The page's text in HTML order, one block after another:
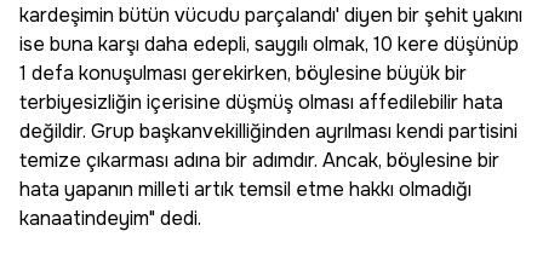
kardeşimin bütün vücudu parçalandı' diyen bir şehit yakını
ise buna karşı daha edepli, saygılı olmak, 10 kere düşünüp
1 defa konuşulması gerekirken, böylesine büyük bir
terbiyesizliğin içerisine düşmüş olması affedilebilir hata
değildir. Grup başkanvekilliğinden ayrılması kendi partisini
temize çıkarması adına bir adımdır. Ancak, böylesine bir
hata yapanın milleti artık temsil etme hakkı olmadığı
kanaatindeyim" dedi.